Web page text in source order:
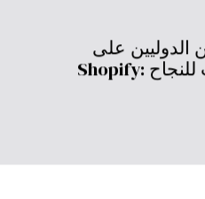
اعتبارات قانونية دولية لـ Shopify: دليل شامل